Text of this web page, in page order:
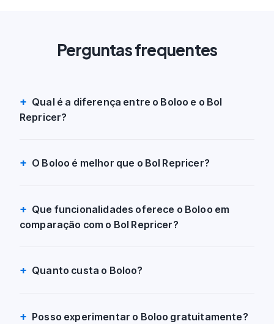
Perguntas frequentes
Qual é a diferença entre o Boloo e o Bol
Repricer?
O Boloo é melhor que o Bol Repricer?
Que funcionalidades oferece o Boloo em
comparação com o Bol Repricer?
Quanto custa o Boloo?
Posso experimentar o Boloo gratuitamente?